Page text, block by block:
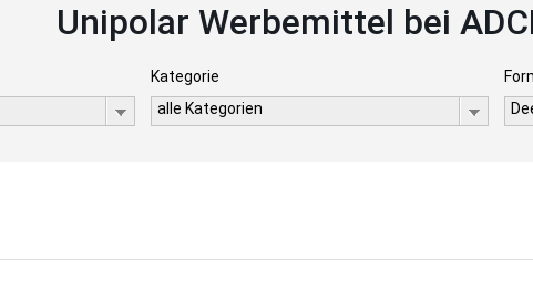
Unipolar Werbemittel bei
Kategorie
alle Kategorien